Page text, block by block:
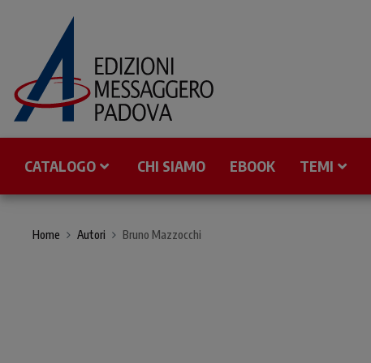
CATALOGO CHI SIAMO EBOOK TEMI
Home Autori Bruno Mazzocchi